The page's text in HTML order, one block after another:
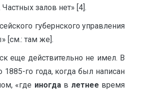
залов нет» [4].
губернского управления
[см.: там же].
еще действительно не имел. В
го года, когда был написан
«где иногдав летнее время